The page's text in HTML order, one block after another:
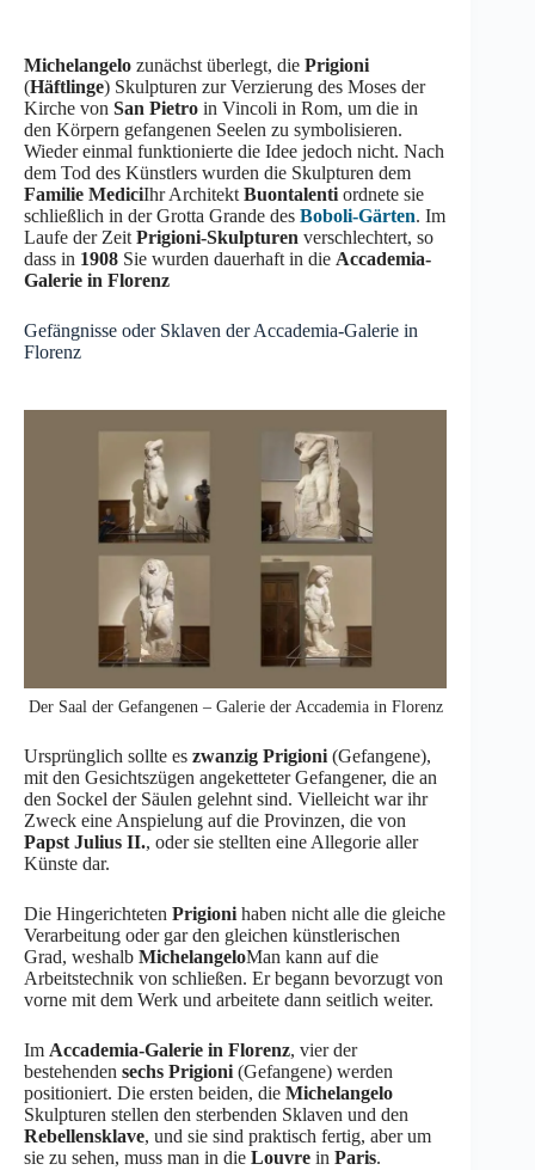
Michelangelo zunächst überlegt, die Prigioni
(Häftlinge) Skulpturen zur Verzierung des Moses der
Kirche von San Pietro in Vincoli in Rom, um die in
den Körpern gefangenen Seelen zu symbolisieren.
Wieder einmal funktionierte die Idee jedoch nicht. Nach
dem Tod des Künstlers wurden die Skulpturen dem
Familie MediciIhr ArchitektBuontalentiordnete sie
schließlich in der Grotta Grande des Boboli-Gärten. Im
Laufe der ZeitPrigioni-Skulpturen verschlechtert, so
dass in 1908 Sie wurden dauerhaft in die Accademia-
Galerie in Florenz
Gefängnisse oder Sklaven der Accademia-Galerie in
Florenz
Der Saal der Gefangenen – Galerie der Accademia in Florenz
Ursprünglich sollte es zwanzig Prigioni (Gefangene),
mit den Gesichtszügen angeketteter Gefangener, die an
den Sockel der Säulen gelehnt sind. Vielleicht war ihr
Zweck eine Anspielung auf die Provinzen, die von
Papst Julius II., oder sie stellten eine Allegorie aller
Künste dar.
Die Hingerichteten Prigioni haben nicht alle die gleiche
Verarbeitung oder gar den gleichen künstlerischen
Grad, weshalb MichelangeloMan kann auf die
Arbeitstechnik von schließen. Er begann bevorzugt von
vorne mit dem Werk und arbeitete dann seitlich weiter.
Im Accademia-Galerie in Florenz, vier der
bestehenden sechs Prigioni (Gefangene) werden
positioniert. Die ersten beiden, die Michelangelo
Skulpturen stellen den sterbenden Sklaven und den
Rebellensklave, und sie sind praktisch fertig, aber um
sie zu sehen, muss man in die Louvre in Paris.